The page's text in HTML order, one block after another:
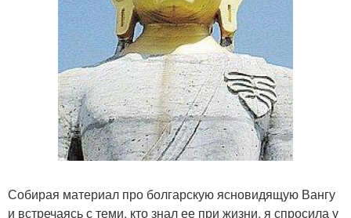
Собирая материал про болгарскую ясновидящую Вангу
и встречаясь с теми, кто знал ее при жизни, я спросила у